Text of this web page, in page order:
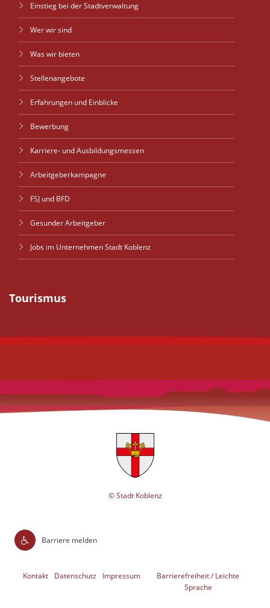
Einstieg bei der Stadtverwaltung
Wer wir sind
Was wir bieten
Stellenangebote
Erfahrungen und Einblicke
Bewerbung
Karriere- und Ausbildungsmessen
Arbeitgeberkampagne
FSJ und BFD
Gesunder Arbeitgeber
Jobs im Unternehmen Stadt Koblenz
Tourismus
© Stadt Koblenz
Barriere melden
Kontakt Datenschutz Impressum
Barrierefreiheit / Leichte
Sprache